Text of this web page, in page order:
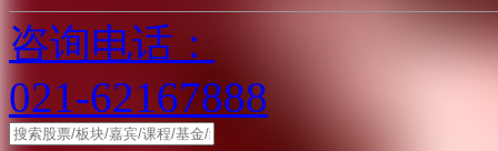
咨询电话：
021-62167888